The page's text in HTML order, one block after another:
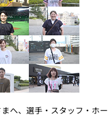
へ、選手・スタッフ・ホー